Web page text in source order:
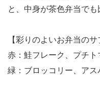
と、中身が茶色弁当でも
【彩りのよいお弁当のサ
赤：鮭フレーク、プチト
緑：ブロッコリー、アス